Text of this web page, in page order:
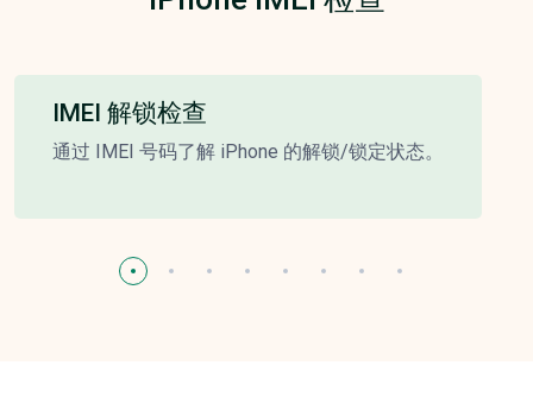
IMEI 解锁检查
通过 IMEI 号码了解 iPhone 的解锁/锁定状态。